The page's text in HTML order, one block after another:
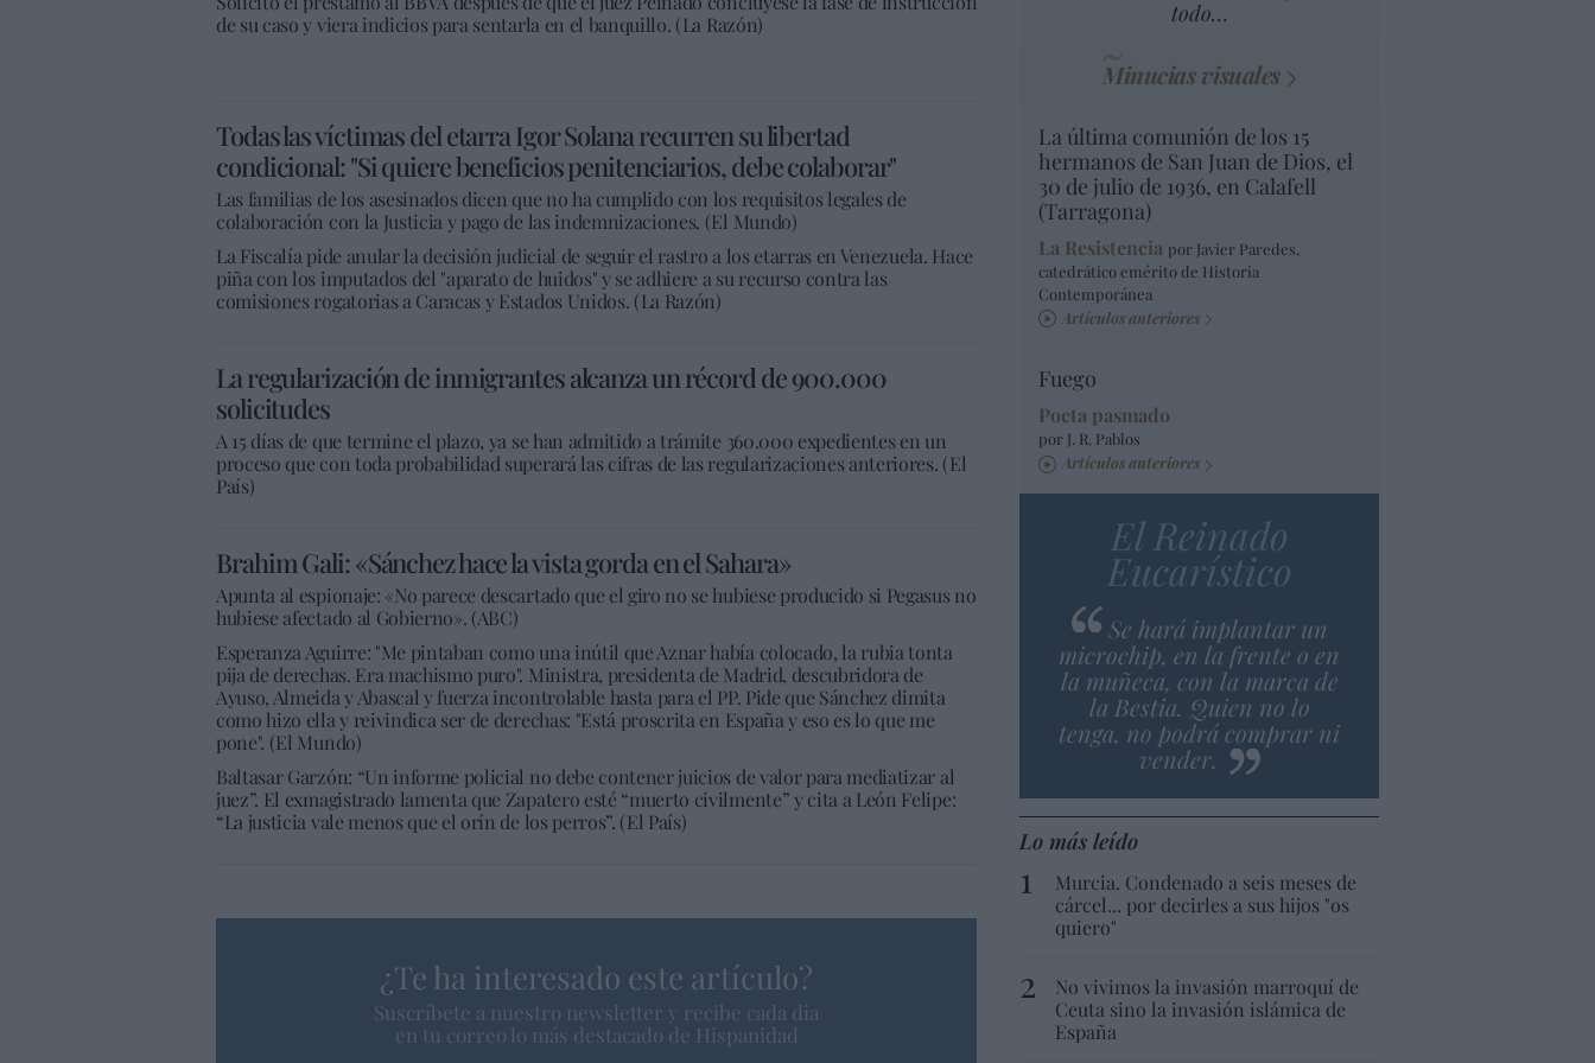
de su caso y viera indicios para sentarla en el banquillo. (La Razón)
Todas las víctimas del etarra Igor Solana recurren su libertad
condicional: "Si quiere beneficios penitenciarios, debe colaborar"
Las familias de los asesinados dicen que no ha cumplido con los requisitos legales de
colaboración con la Justicia y pago de las indemnizaciones. (El Mundo)
La Fiscalía pide anular la decisión judicial de seguir el rastro a los etarras en Venezuela. Hace
piña con los imputados del "aparato de huidos" y se adhiere a su recurso contra las
comisiones rogatorias a Caracas y Estados Unidos. (La Razón)
La regularización de inmigrantes alcanza un récord de 900.000
solicitudes
A 15 días de que termine el plazo, ya se han admitido a trámite 360.000 expedientes en un
proceso que con toda probabilidad superará las cifras de las regularizaciones anteriores. (El
País)
Brahim Gali: «Sánchez hace la vista gorda en el Sahara»
Apunta al espionaje: «No parece descartado que el giro no se hubiese producido si Pegasus no
hubiese afectado al Gobierno». (ABC)
Esperanza Aguirre: "Me pintaban como una inútil que Aznar había colocado, la rubia tonta
pija de derechas. Era machismo puro". Ministra, presidenta de Madrid, descubridora de
Ayuso, Almeida y Abascal y fuerza incontrolable hasta para el PP. Pide que Sánchez dimita
como hizo ella y reivindica ser de derechas: "Está proscrita en España y eso es lo que me
pone". (El Mundo)
Baltasar Garzón: “Un informe policial no debe contener juicios de valor para mediatizar al
juez”. El exmagistrado lamenta que Zapatero esté “muerto civilmente” y cita a León Felipe:
“La justicia vale menos que el orín de los perros”. (El País)
¿Te ha interesado este artículo?
Suscríbete a nuestro newsletter y recibe cada dia
en tu correo lo más destacado de Hispanidad
todo…
Minucias visuales
La última comunión de los 15
hermanos de San Juan de Dios, el
30 de julio de 1936, en Calafell
(Tarragona)
La Resistencia por Javier Paredes,
catedrático emérito de Historia
Contemporánea
Artículos anteriores
Fuego
Poeta pasmado
por J. R. Pablos
Artículos anteriores
El Reinado
Eucarístico
Se hará implantar un
microchip, en la frente o en
la muñeca, con la marca de
la Bestia. Quien no lo
tenga, no podrá comprar ni
vender.
Lo más leído
Murcia. Condenado a seis meses de
cárcel... por decirles a sus hijos "os
quiero"
No vivimos la invasión marroquí de
Ceuta sino la invasión islámica de
España